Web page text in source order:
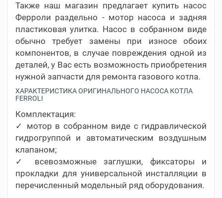
Также наш магазин предлагает купить насос
Ферроли раздельно - мотор насоса и задняя
пластиковая улитка. Насос в собранном виде
обычно требует замены при износе обоих
компонентов, в случае повреждения одной из
деталей, у Вас есть возможность приобретения
нужной запчасти для ремонта газового котла.
ХАРАКТЕРИСТИКА ОРИГИНАЛЬНОГО НАСОСА КОТЛА
FERROLI
Комплектация:
✓ мотор в собранном виде с гидравлической
гидрогруппой и автоматическим воздушным
клапаном;
✓ всевозможные заглушки, фиксаторы и
прокладки для универсальной инсталляции в
перечисленный модельный ряд оборудования.